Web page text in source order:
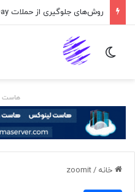
تغییر پوسته
هاست
خانه /
zoomit